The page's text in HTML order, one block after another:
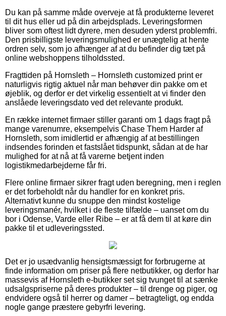
Du kan på samme måde overveje at få produkterne leveret
til dit hus eller ud på din arbejdsplads. Leveringsformen
bliver som oftest lidt dyrere, men desuden yderst problemfri.
Den prisbilligste leveringsmulighed er unægtelig at hente
ordren selv, som jo afhænger af at du befinder dig tæt på
online webshoppens tilholdssted.
Fragttiden på Hornsleth – Hornsleth customized print er
naturligvis rigtig aktuel når man behøver din pakke om et
øjeblik, og derfor er det virkelig essentielt at vi finder den
anslåede leveringsdato ved det relevante produkt.
En række internet firmaer stiller garanti om 1 dags fragt på
mange varenumre, eksempelvis Chase Them Harder af
Hornsleth, som imidlertid er afhængig af at bestillingen
indsendes forinden et fastslået tidspunkt, sådan at de har
mulighed for at nå at få varerne betjent inden
logistikmedarbejderne får fri.
Flere online firmaer sikrer fragt uden beregning, men i reglen
er det forbeholdt når du handler for en konkret pris.
Alternativt kunne du snuppe den mindst kostelige
leveringsmanér, hvilket i de fleste tilfælde – uanset om du
bor i Odense, Varde eller Ribe – er at få dem til at køre din
pakke til et udleveringssted.
Det er jo usædvanlig hensigtsmæssigt for forbrugerne at
finde information om priser på flere netbutikker, og derfor har
massevis af Hornsleth e-butikker set sig tvunget til at sænke
udsalgspriserne på deres produkter – til drenge og piger, og
endvidere også til herrer og damer – betragteligt, og endda
nogle gange præstere gebyrfri levering.